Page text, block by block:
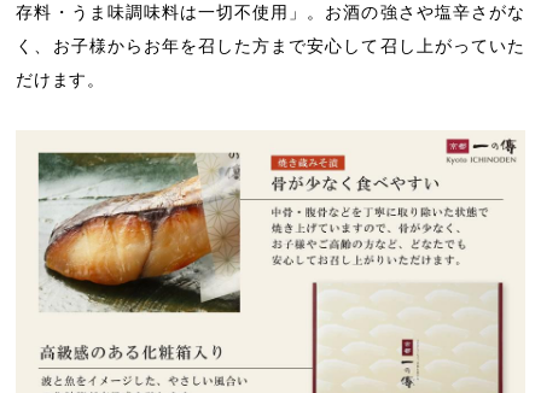
存料・うま味調味料は一切不使用」。お酒の強さや塩辛さがな
く、お子様からお年を召した方まで安心して召し上がっていた
だけます。